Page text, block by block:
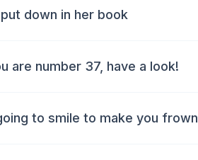
put down in her book
are number 37, have a look!
to smile to make you frown